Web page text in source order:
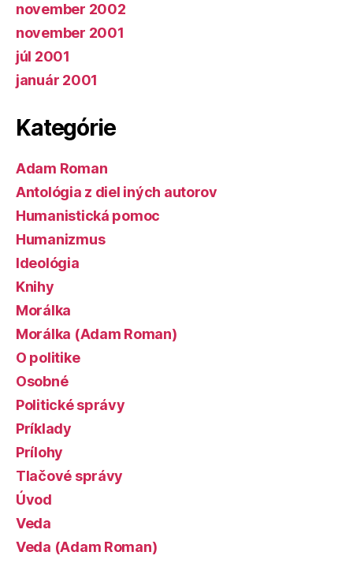
november 2002
november 2001
júl 2001
január 2001
Kategórie
Adam Roman
Antológia z diel iných autorov
Humanistická pomoc
Humanizmus
Ideológia
Knihy
Morálka
Morálka (Adam Roman)
O politike
Osobné
Politické správy
Príklady
Prílohy
Tlačové správy
Úvod
Veda
Veda (Adam Roman)